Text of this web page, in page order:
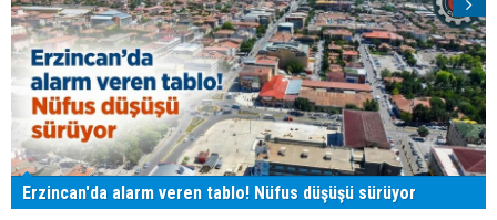
Erzincan'da alarm veren tablo! Nüfus düşüşü sürüyor